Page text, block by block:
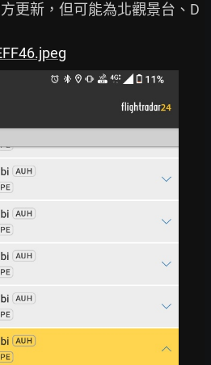
更新，但可能為北觀景台、D